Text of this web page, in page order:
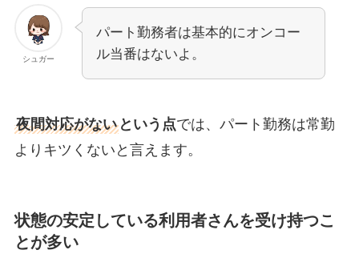
シュガー
パート勤務者は基本的にオンコー
ル当番はないよ。
夜間対応がないという点では、パート勤務は常勤
よりキツくないと言えます。
状態の安定している利用者さんを受け持つこ
とが多い